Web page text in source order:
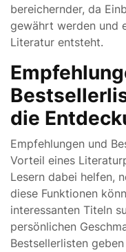
bereichernder, da
gewährt werden und
Literatur entsteht.
die
Empfehlungen und
Vorteil eines
Lesern dabei helfen,
diese Funktionen
interessanten Titeln
persönlichen
Bestsellerlisten